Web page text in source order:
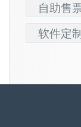
自助售
软件定